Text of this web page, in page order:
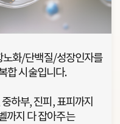
화/단백질/성장인자를
합 시술입니다.
하부, 진피, 표피까지
까지 다 잡아주는